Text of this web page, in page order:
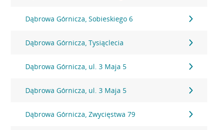
Dąbrowa Górnicza, Sobieskiego 6
Dąbrowa Górnicza, Tysiąclecia
Dąbrowa Górnicza, ul. 3 Maja 5
Dąbrowa Górnicza, ul. 3 Maja 5
Dąbrowa Górnicza, Zwycięstwa 79